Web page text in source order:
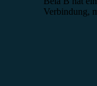
Verbindung,